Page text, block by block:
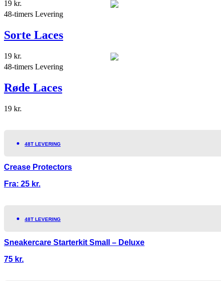
19 kr.
48-timers Levering
Sorte Laces
19 kr.
48-timers Levering
Røde Laces
19 kr.
48T LEVERING
Crease Protectors
Fra: 25 kr.
48T LEVERING
Sneakercare Starterkit Small – Deluxe
75 kr.